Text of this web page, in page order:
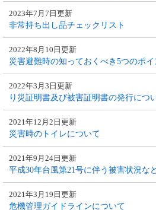
非常持ち出し品チェックリスト
2023年7月7日更新
災害避難時の知っておくべき5つのポイ
2022年8月10日更新
り災証明書及び被害証明書の発行につ
2022年3月3日更新
災害時のトイレについて
2021年12月2日更新
平成30年台風第21号に伴う被害状況な
2021年9月24日更新
危機管理ガイドラインについて
2021年3月19日更新